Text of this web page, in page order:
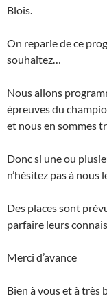
Blois.
On reparle de ce
souhaitez…
Nous allons
épreuves du
et nous en sommes
Donc si une ou
n’hésitez pas à nous
Des places sont
parfaire leurs
Merci d’avance
Bien à vous et à très